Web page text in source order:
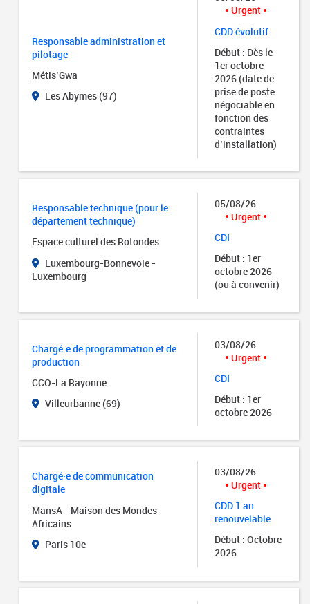
Responsable administration et
pilotage
Métis’Gwa
Les Abymes (97)
Urgent
CDD évolutif
Début : Dès le
1er octobre
2026 (date de
prise de poste
négociable en
fonction des
contraintes
d’installation)
Responsable technique (pour le
département technique)
Espace culturel des Rotondes
Luxembourg-Bonnevoie -
Luxembourg
05/08/26
Urgent
CDI
Début : 1er
octobre 2026
(ou à convenir)
Chargé.e de programmation et de
production
CCO-La Rayonne
Villeurbanne (69)
03/08/26
Urgent
CDI
Début : 1er
octobre 2026
Chargé·e de communication
digitale
MansA - Maison des Mondes
Africains
Paris 10e
03/08/26
Urgent
CDD 1 an
renouvelable
Début : Octobre
2026